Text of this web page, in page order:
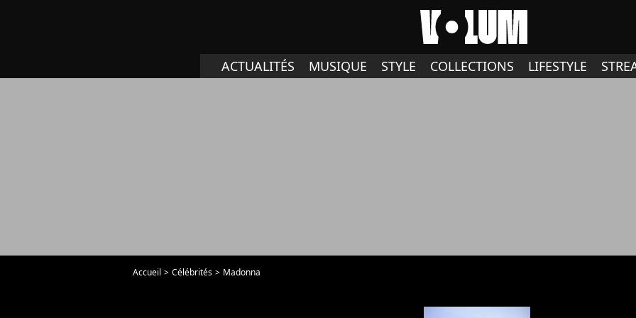
ACTUALITÉS MUSIQUE STYLE COLLECTIONS LIFESTYLE
Accueil Célébrités Madonna